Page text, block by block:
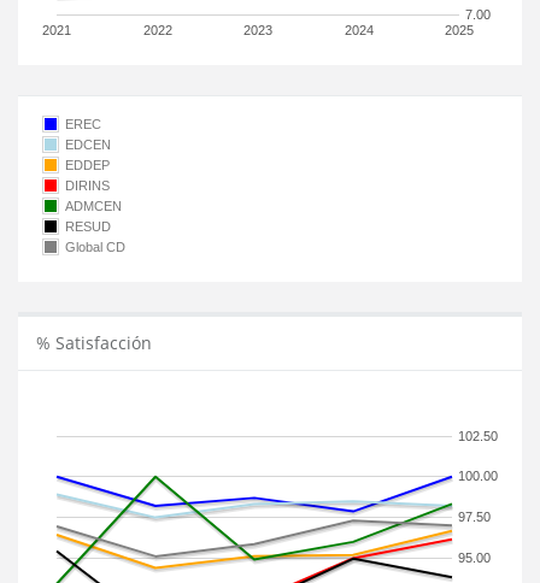
2021 2022 2023 2024 2025
7.00
EREC
EDCEN
EDDEP
DIRINS
ADMCEN
RESUD
Global CD
% Satisfacción
95.00
97.50
100.00
102.50